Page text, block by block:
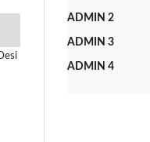
ADMIN 2
ADMIN 3
ADMIN 4